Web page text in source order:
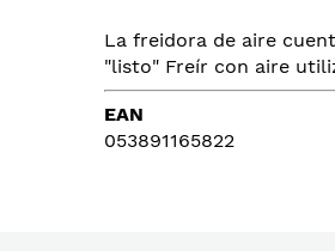
La freidora de aire
"listo" Freír con aire
EAN
053891165822